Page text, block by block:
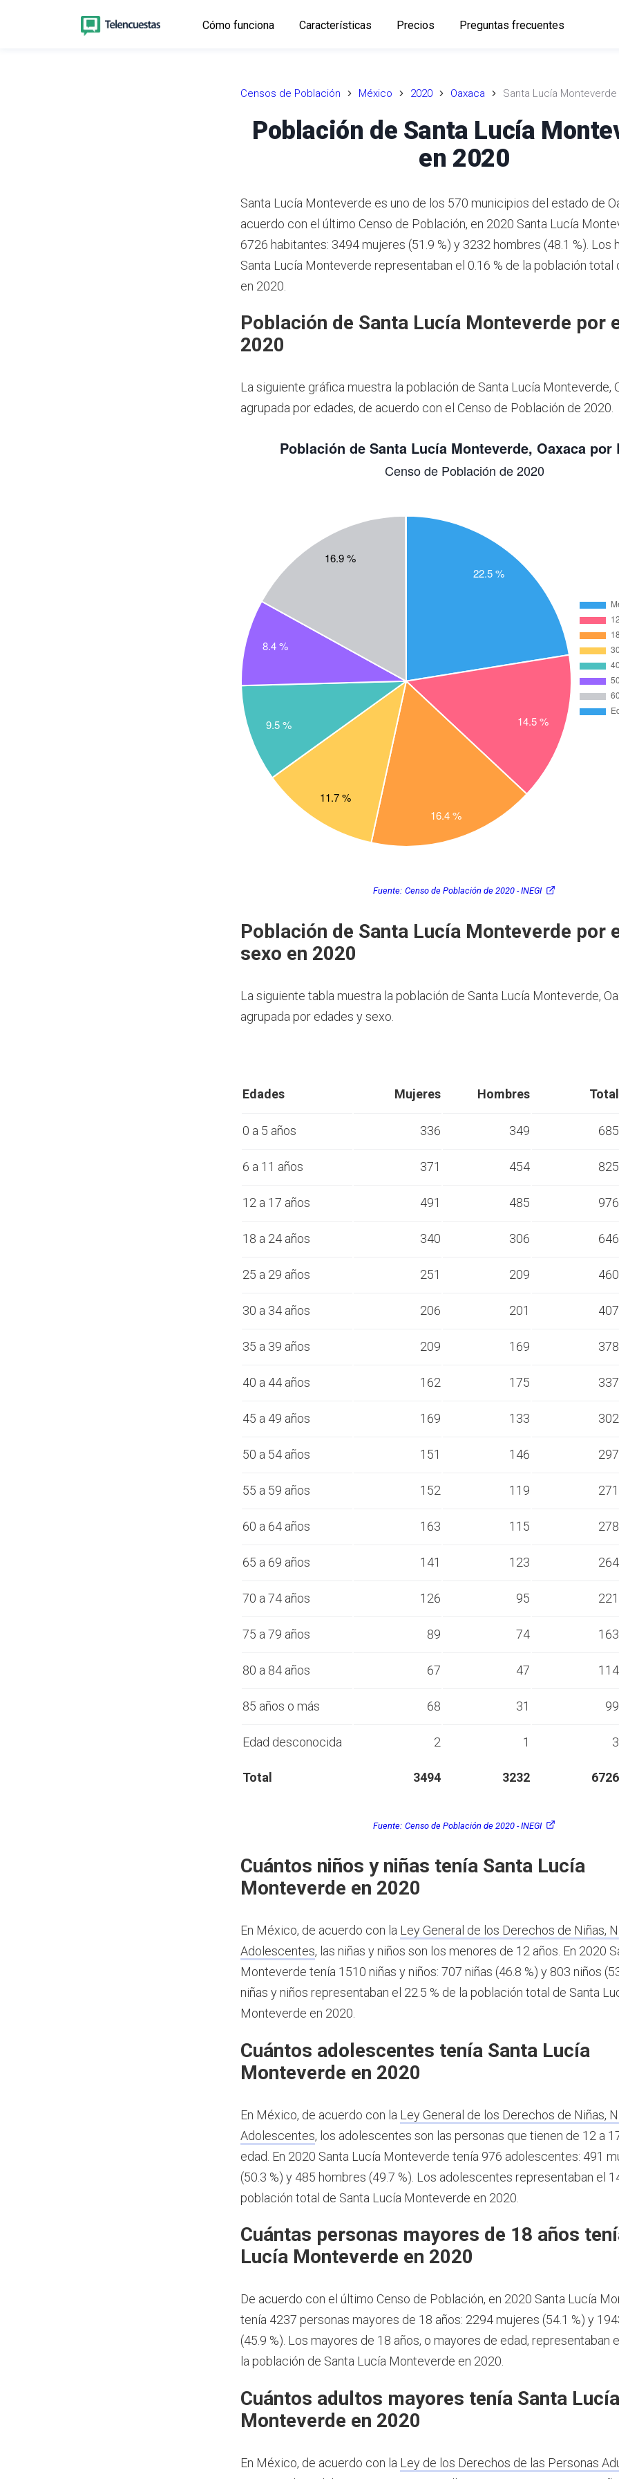
Cómo funciona Características Precios Preguntas frecuentes
Censos de Población México 2020 Oaxaca Santa Lucía Monteverde
Población de Santa Lucía
en 2020
Santa Lucía Monteverde es uno de los 570 municipios del estado de
acuerdo con el último Censo de Población, en 2020 Santa Lucía
6726 habitantes: 3494 mujeres (51.9 %) y 3232 hombres (48.1 %). Los
Santa Lucía Monteverde representaban el 0.16 % de la población total
en 2020.
Población de Santa Lucía Monteverde por
2020
La siguiente gráfica muestra la población de Santa Lucía Monteverde,
agrupada por edades, de acuerdo con el Censo de Población de 2020.
Fuente: Censo de Población de 2020 - INEGI
Población de Santa Lucía Monteverde por
sexo en 2020
La siguiente tabla muestra la población de Santa Lucía Monteverde,
agrupada por edades y sexo.
Edades Mujeres Hombres Total
0 a 5 años 336 349 685
6 a 11 años 371 454 825
12 a 17 años 491 485 976
18 a 24 años 340 306 646
25 a 29 años 251 209 460
30 a 34 años 206 201 407
35 a 39 años 209 169 378
40 a 44 años 162 175 337
45 a 49 años 169 133 302
50 a 54 años 151 146 297
55 a 59 años 152 119 271
60 a 64 años 163 115 278
65 a 69 años 141 123 264
70 a 74 años 126 95 221
75 a 79 años 89 74 163
80 a 84 años 67 47 114
85 años o más 68 31 99
Edad desconocida 2 1 3
Total 3494 3232 6726
Fuente: Censo de Población de 2020 - INEGI
Cuántos niños y niñas tenía Santa Lucía
Monteverde en 2020
En México, de acuerdo con la Ley General de los Derechos de Niñas,
Adolescentes, las niñas y niños son los menores de 12 años. En 2020
Monteverde tenía 1510 niñas y niños: 707 niñas (46.8 %) y 803 niños
niñas y niños representaban el 22.5 % de la población total de Santa
Monteverde en 2020.
Cuántos adolescentes tenía Santa Lucía
Monteverde en 2020
En México, de acuerdo con la Ley General de los Derechos de Niñas,
Adolescentes, los adolescentes son las personas que tienen de 12 a
edad. En 2020 Santa Lucía Monteverde tenía 976 adolescentes: 491
(50.3 %) y 485 hombres (49.7 %). Los adolescentes representaban el
población total de Santa Lucía Monteverde en 2020.
Cuántas personas mayores de 18 años
Lucía Monteverde en 2020
De acuerdo con el último Censo de Población, en 2020 Santa Lucía
tenía 4237 personas mayores de 18 años: 2294 mujeres (54.1 %) y
(45.9 %). Los mayores de 18 años, o mayores de edad, representaban
la población de Santa Lucía Monteverde en 2020.
Cuántos adultos mayores tenía Santa Lucía
Monteverde en 2020
En México, de acuerdo con la Ley de los Derechos de las Personas